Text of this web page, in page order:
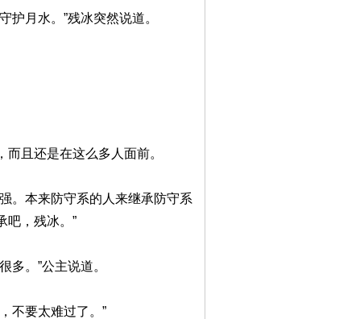
护月水。”残冰突然说道。
还是在这么多人面前。
。本来防守系的人来继承防守系
吧，残冰。”
。”公主说道。
不要太难过了。”